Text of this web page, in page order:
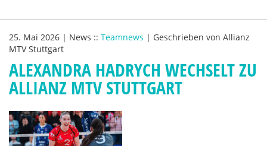
25. Mai 2026 | News :: Teamnews | Geschrieben von Allianz
MTV Stuttgart
ALEXANDRA HADRYCH WECHSELT ZU
ALLIANZ MTV STUTTGART